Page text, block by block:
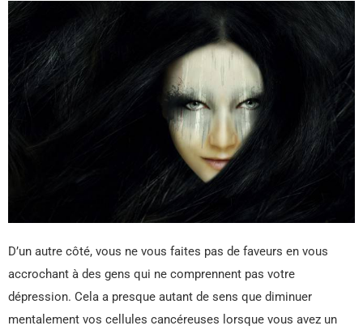
D’un autre côté, vous ne vous faites pas de faveurs en vous
accrochant à des gens qui ne comprennent pas votre
dépression. Cela a presque autant de sens que diminuer
mentalement vos cellules cancéreuses lorsque vous avez un